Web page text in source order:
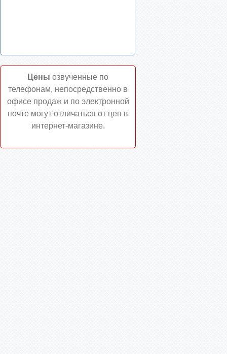
Цены озвученные по
телефонам, непосредственно в
офисе продаж и по электронной
почте могут отличаться от цен в
интернет-магазине.